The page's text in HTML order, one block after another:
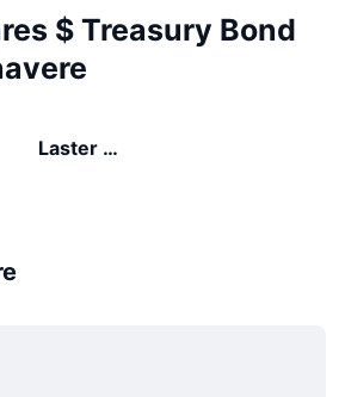
$ Treasury Bond
Laster …